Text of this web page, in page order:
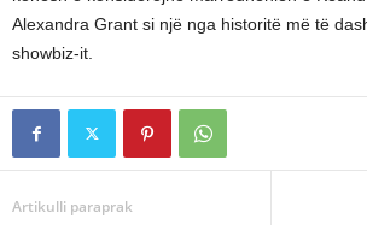
Alexandra Grant si një nga historitë më të
showbiz-it.
Artikulli paraprak